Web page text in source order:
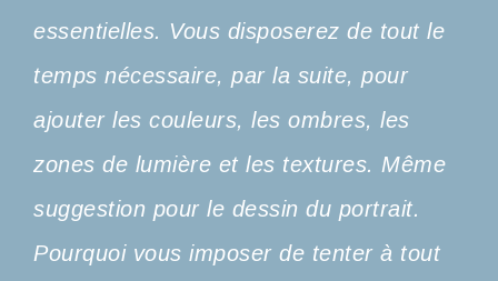
essentielles. Vous disposerez de tout le
temps nécessaire, par la suite, pour
ajouter les couleurs, les ombres, les
zones de lumière et les textures. Même
suggestion pour le dessin du portrait.
Pourquoi vous imposer de tenter à tout